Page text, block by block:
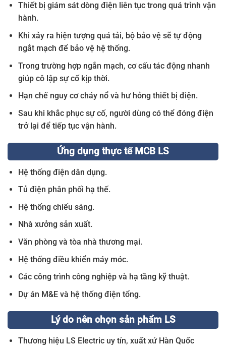
Thiết bị giám sát dòng điện liên tục trong quá trình vận
hành.
Khi xảy ra hiện tượng quá tải, bộ bảo vệ sẽ tự động
ngắt mạch để bảo vệ hệ thống.
Trong trường hợp ngắn mạch, cơ cấu tác động nhanh
giúp cô lập sự cố kịp thời.
Hạn chế nguy cơ cháy nổ và hư hỏng thiết bị điện.
Sau khi khắc phục sự cố, người dùng có thể đóng điện
trở lại để tiếp tục vận hành.
Ứng dụng thực tế MCB LS
Hệ thống điện dân dụng.
Tủ điện phân phối hạ thế.
Hệ thống chiếu sáng.
Nhà xưởng sản xuất.
Văn phòng và tòa nhà thương mại.
Hệ thống điều khiển máy móc.
Các công trình công nghiệp và hạ tầng kỹ thuật.
Dự án M&E và hệ thống điện tổng.
Lý do nên chọn sản phẩm LS
Thương hiệu LS Electric uy tín, xuất xứ Hàn Quốc